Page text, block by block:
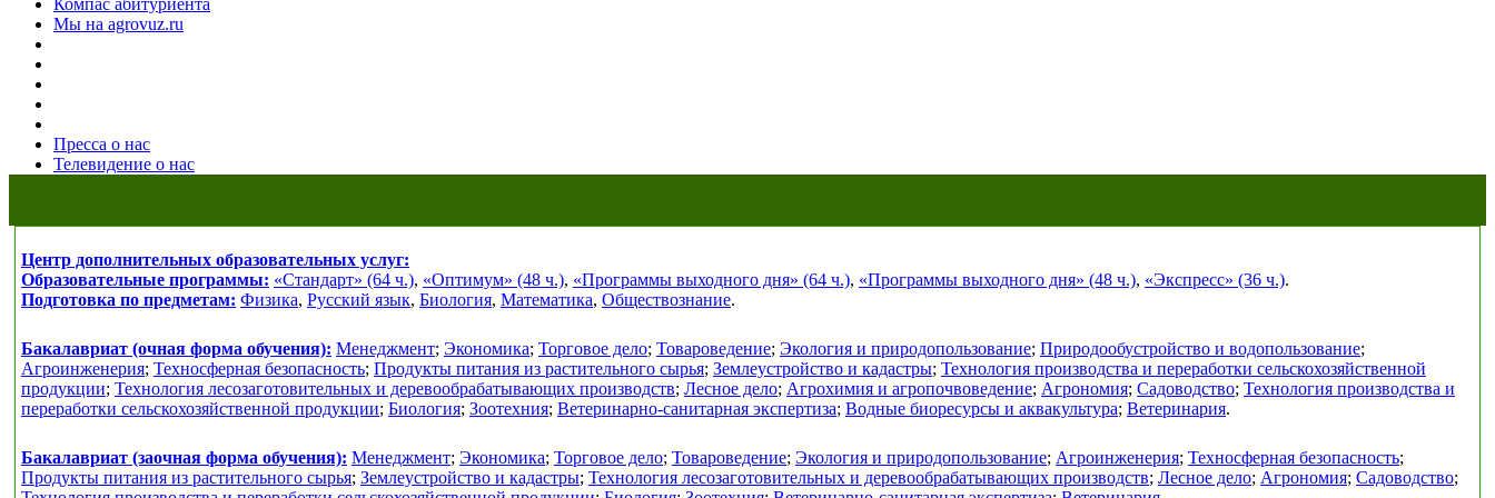
Мы на agrovuz.ru
Пресса о нас
Телевидение о нас
Центр дополнительных образовательных услуг:
Образовательные программы: «Стандарт» (64 ч.), «Оптимум» (48 ч.), «Программы выходного дня» (64 ч.), «Программы выходного дня» (48 ч.), «Экспресс» (36 ч.).
Подготовка по предметам: Физика, Русский язык, Биология, Математика, Обществознание.
Бакалавриат (очная форма обучения): Менеджмент; Экономика; Торговое дело; Товароведение; Экология и природопользование; Природообустройство и водопользование;
Агроинженерия; Техносферная безопасность; Продукты питания из растительного сырья; Землеустройство и кадастры; Технология производства и переработки сельскохозяйственной
продукции; Технология лесозаготовительных и деревообрабатывающих производств; Лесное дело; Агрохимия и агропочвоведение; Агрономия; Садоводство; Технология производства и
переработки сельскохозяйственной продукции; Биология; Зоотехния; Ветеринарно-санитарная экспертиза; Водные биоресурсы и аквакультура; Ветеринария.
Бакалавриат (заочная форма обучения): Менеджмент; Экономика; Торговое дело; Товароведение; Экология и природопользование; Агроинженерия; Техносферная безопасность;
Продукты питания из растительного сырья; Землеустройство и кадастры; Технология лесозаготовительных и деревообрабатывающих производств; Лесное дело; Агрономия; Садоводство;